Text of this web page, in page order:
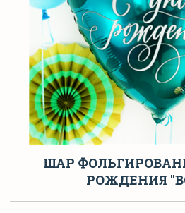
ШАР
РОЖДЕНИЯ